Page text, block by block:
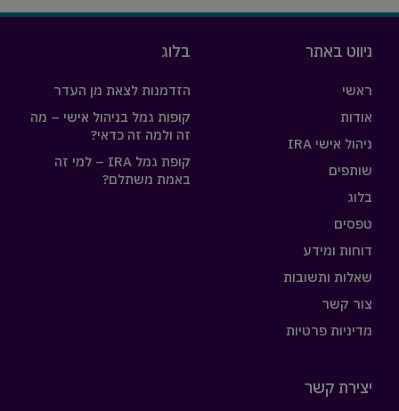
ניווט באתר
ראשי
אודות
ניהול אישי IRA
שותפים
בלוג
טפסים
דוחות ומידע
שאלות ותשובות
צור קשר
מדיניות פרטיות
בלוג
הזדמנות לצאת מן העדר
קופות גמל בניהול אישי – מה
זה ולמה זה כדאי?
קופת גמל IRA – למי זה
באמת משתלם?
יצירת קשר